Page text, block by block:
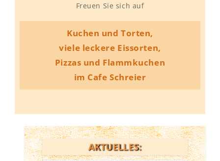
Freuen Sie sich auf
Kuchen und Torten,
viele leckere Eissorten,
Pizzas und Flammkuchen
im Cafe Schreier
AKTUELLES: